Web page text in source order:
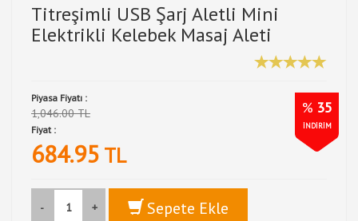
Titreşimli USB Şarj Aletli Mini
Elektrikli Kelebek Masaj Aleti
Piyasa Fiyatı :
1,046.00 TL % 35
İNDİRİM
Fiyat :
684.95 TL
- + Sepete Ekle